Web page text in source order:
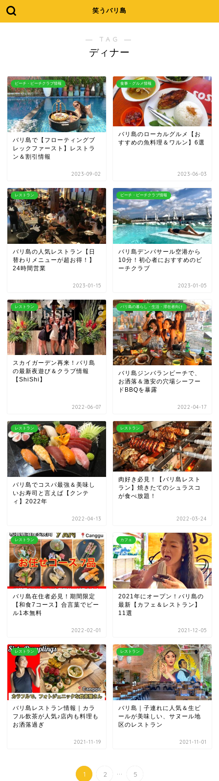
笑うバリ島
― TAG ―
ディナー
ビーチ・ビーチクラブ情報
バリ島で【フローティングブ
レックファースト】レストラ
ン＆割引情報
2023-09-02
食事・グルメ情報
バリ島のローカルグルメ【お
すすめの魚料理＆ワルン】6選
2023-06-03
レストラン
バリ島の人気レストラン【日
替わりメニューが超お得！】
24時間営業
2023-01-15
ビーチ・ビーチクラブ情報
バリ島デンパサール空港から
10分！初心者におすすめのビ
ーチクラブ
2023-01-05
レストラン
スカイガーデン再来！バリ島
の最新夜遊び＆クラブ情報
【ShiShi】
2022-06-07
バリ島の暮らし・生活・滞在者向け
バリ島ジンバランビーチで、
お洒落＆激安の穴場シーフー
ドBBQを暴露
2022-04-17
レストラン
バリ島でコスパ最強＆美味し
いお寿司と言えば【クンテ
ィ】2022年
2022-04-13
レストラン
肉好き必見！【バリ島レスト
ラン】焼きたてのシュラスコ
が食べ放題！
2022-03-24
レストラン
バリ島在住者必見！期間限定
【和食7コース】合言葉でビー
ル1本無料
2022-02-01
カフェ
2021年にオープン！バリ島の
最新【カフェ＆レストラン】
11選
2021-12-05
レストラン
バリ島レストラン情報｜カラ
フル飲茶が人気♪店内も料理も
お洒落過ぎ
2021-11-19
レストラン
バリ島｜子連れに人気＆生ビ
ールが美味しい、サヌール地
区のレストラン
2021-11-01
1 2 ... 5